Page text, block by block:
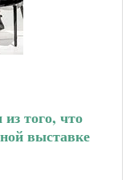
того, что
выставке